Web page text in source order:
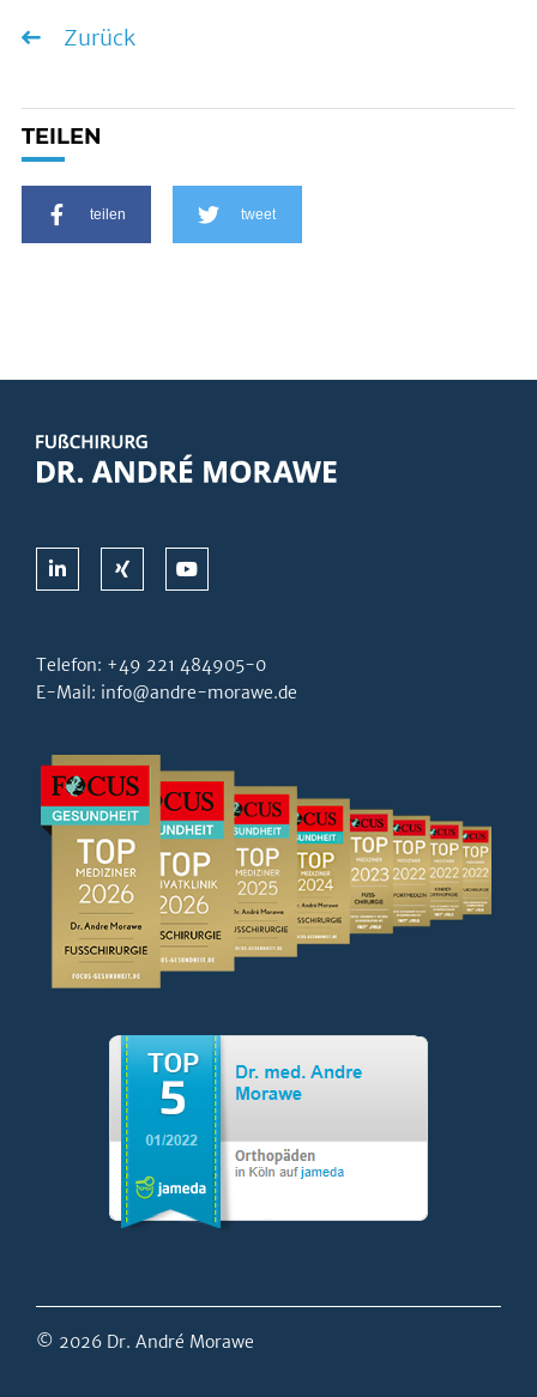
Zurück
TEILEN
teilen tweet
Telefon: +49 221 484905-0
E-Mail: info@andre-morawe.de
© 2026 Dr. André Morawe